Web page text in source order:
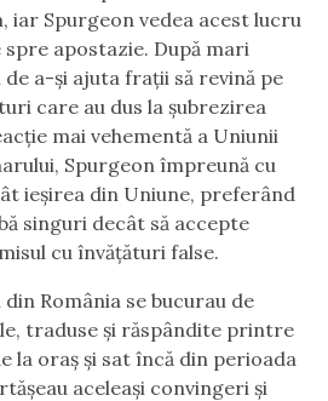
iar Spurgeon vedea acest lucru
spre apostazie. După mari
a-şi ajuta fraţii să revină pe
care au dus la şubrezirea
mai vehementă a Uniunii
Spurgeon împreună cu
ieşirea din Uniune, preferând
singuri decât să accepte
cu învăţături false.
România se bucurau de
traduse şi răspândite printre
la oraş şi sat încă din perioada
aceleaşi convingeri şi